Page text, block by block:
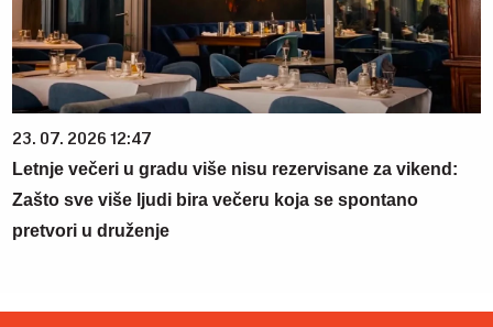
23. 07. 2026 12:47
Letnje večeri u gradu više nisu rezervisane za vikend:
Zašto sve više ljudi bira večeru koja se spontano
pretvori u druženje